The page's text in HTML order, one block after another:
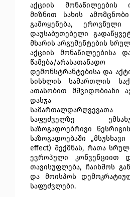
აქციის მონაწილეების
მიზნით სახის
გამოყენება, ეროვნული
დაუსაბუთებელი
მხარის არგუმენტების
აქციის მონაწილეებისა
წამება/
დემონსტრანტებისა და
სისხლის სამართლის
ათასობით მშვიდობიანი
დასჯა
საფუძველზე
საზოგადოებრივი
საზოგადოებაში
effect) შექმნას, რათა
ევროპული კონვენციით
თავისუფლება, ჩაიხშოს
და მოისპოს
საფუძვლები.